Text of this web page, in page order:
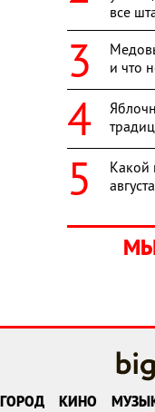
все
и что
Какой
ГОРОД КИНО